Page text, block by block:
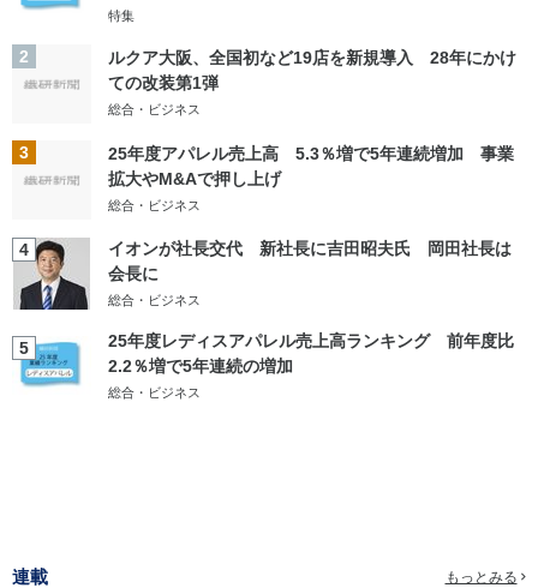
特集
2
ルクア大阪、全国初など19店を新規導入 28年にかけ
ての改装第1弾
総合・ビジネス
3
25年度アパレル売上高 5.3％増で5年連続増加 事業
拡大やM&Aで押し上げ
総合・ビジネス
4
イオンが社長交代 新社長に吉田昭夫氏 岡田社長は
会長に
総合・ビジネス
5
25年度レディスアパレル売上高ランキング 前年度比
2.2％増で5年連続の増加
総合・ビジネス
連載 もっとみる